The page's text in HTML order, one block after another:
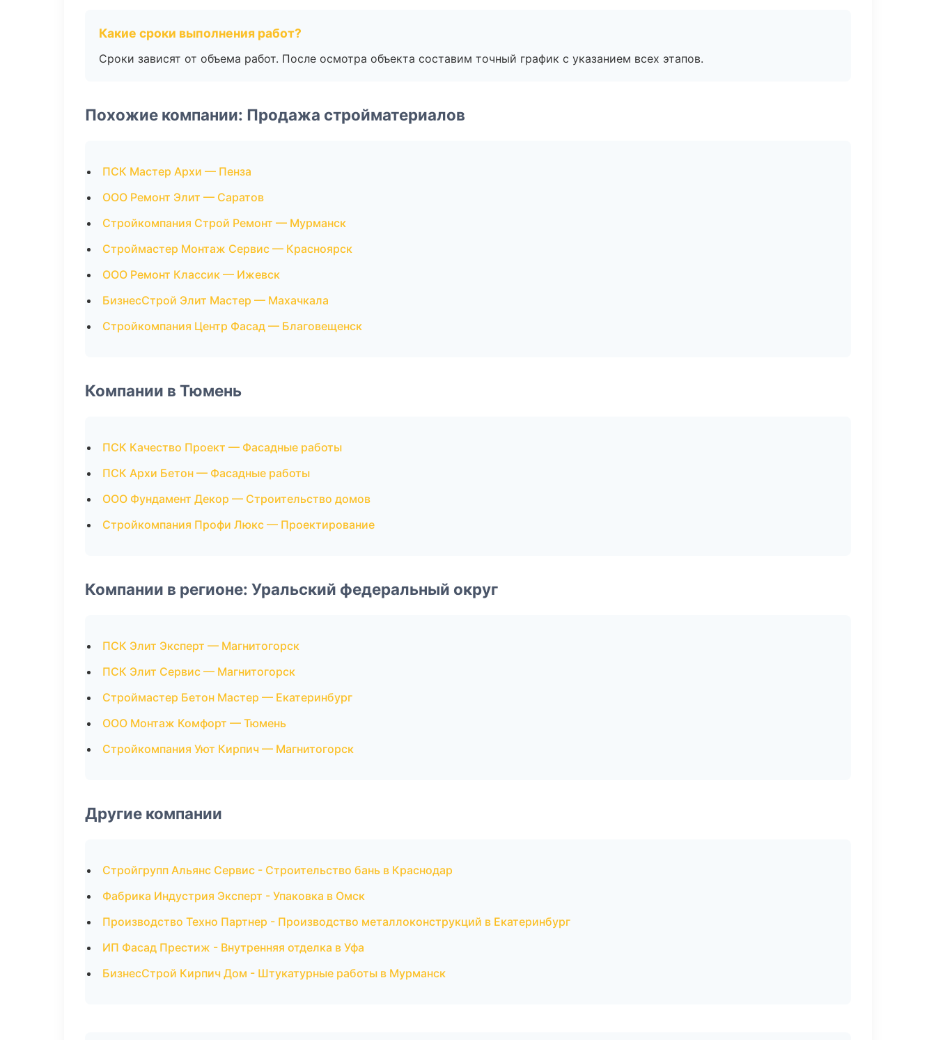
Какие сроки выполнения работ?
Сроки зависят от объема работ. После осмотра объекта составим точный график с указанием всех этапов.
Похожие компании: Продажа стройматериалов
ПСК Мастер Архи — Пенза
ООО Ремонт Элит — Саратов
Стройкомпания Строй Ремонт — Мурманск
Строймастер Монтаж Сервис — Красноярск
ООО Ремонт Классик — Ижевск
БизнесСтрой Элит Мастер — Махачкала
Стройкомпания Центр Фасад — Благовещенск
Компании в Тюмень
ПСК Качество Проект — Фасадные работы
ПСК Архи Бетон — Фасадные работы
ООО Фундамент Декор — Строительство домов
Стройкомпания Профи Люкс — Проектирование
Компании в регионе: Уральский федеральный округ
ПСК Элит Эксперт — Магнитогорск
ПСК Элит Сервис — Магнитогорск
Строймастер Бетон Мастер — Екатеринбург
ООО Монтаж Комфорт — Тюмень
Стройкомпания Уют Кирпич — Магнитогорск
Другие компании
Стройгрупп Альянс Сервис - Строительство бань в Краснодар
Фабрика Индустрия Эксперт - Упаковка в Омск
Производство Техно Партнер - Производство металлоконструкций в Екатеринбург
ИП Фасад Престиж - Внутренняя отделка в Уфа
БизнесСтрой Кирпич Дом - Штукатурные работы в Мурманск